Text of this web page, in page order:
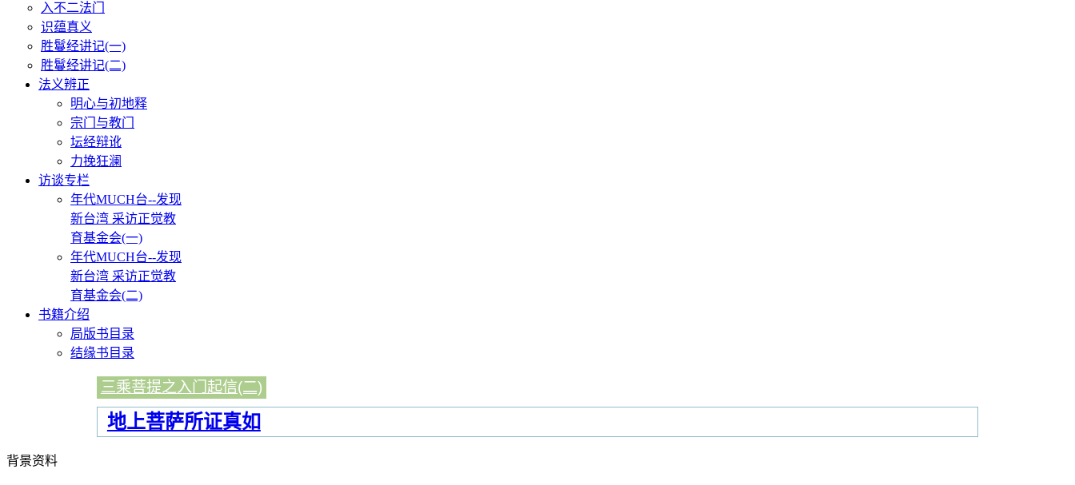
入不二法门
识蕴真义
胜鬘经讲记(一)
胜鬘经讲记(二)
法义辨正
明心与初地释
宗门与教门
坛经辩讹
力挽狂澜
访谈专栏
年代MUCH台--发现
新台湾 采访正觉教
育基金会(一)
年代MUCH台--发现
新台湾 采访正觉教
育基金会(二)
书籍介绍
局版书目录
结缘书目录
三乘菩提之入门起信(二)
地上菩萨所证真如
背景资料